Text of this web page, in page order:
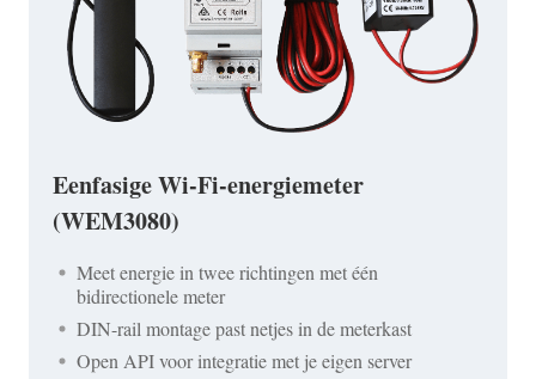
Eenfasige Wi-Fi-energiemeter
(WEM3080)
Meet energie in twee richtingen met één
bidirectionele meter
DIN-rail montage past netjes in de meterkast
Open API voor integratie met je eigen server